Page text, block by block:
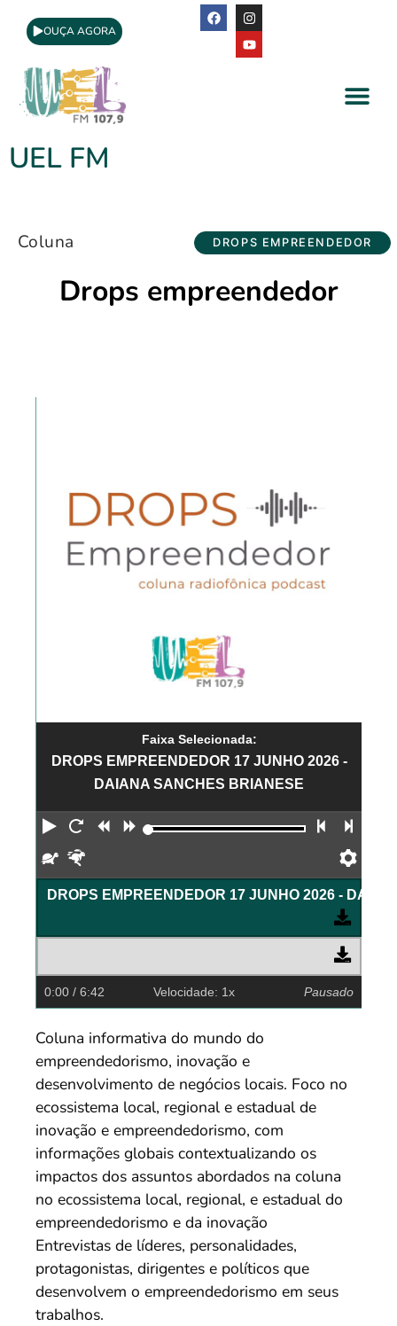
OUÇA AGORA
UEL FM
Coluna DROPS EMPREENDEDOR
Drops empreendedor
Faixa Selecionada:
DROPS EMPREENDEDOR 17 JUNHO 2026 -
DAIANA SANCHES BRIANESE
Reproduzir
Reiniciar
Retroceder
Avançar Faixa
Devagar
DROPS
0:00 / 6:42 Velocidade: 1x Pausado
Coluna informativa do mundo do
empreendedorismo, inovação e
desenvolvimento de negócios locais. Foco no
ecossistema local, regional e estadual de
inovação e empreendedorismo, com
informações globais contextualizando os
impactos dos assuntos abordados na coluna
no ecossistema local, regional, e estadual do
empreendedorismo e da inovação
Entrevistas de líderes, personalidades,
protagonistas, dirigentes e políticos que
desenvolvem o empreendedorismo em seus
trabalhos.